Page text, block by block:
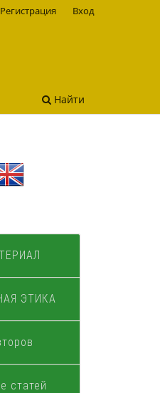
Найти
Регистрация Вход
ЭТИКА
статей